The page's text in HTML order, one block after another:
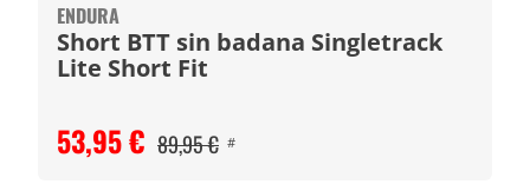
ENDURA
Short BTT sin badana Singletrack
Lite Short Fit
53,95 € 89,95 € #